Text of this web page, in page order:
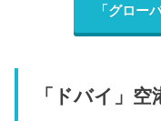
「グロー
「ドバイ」